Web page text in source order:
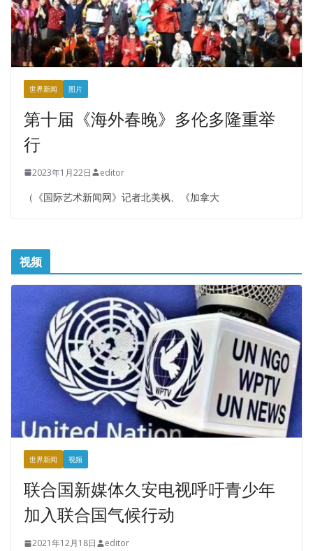
世界新闻 图片
第十届《海外春晚》多伦多隆重举
行
2023年1月22日 editor
（《国际艺术新闻网》记者北美枫、《加拿大
视频
世界新闻 视频
联合国新媒体久安电视呼吁青少年
加入联合国气候行动
2021年12月18日 editor